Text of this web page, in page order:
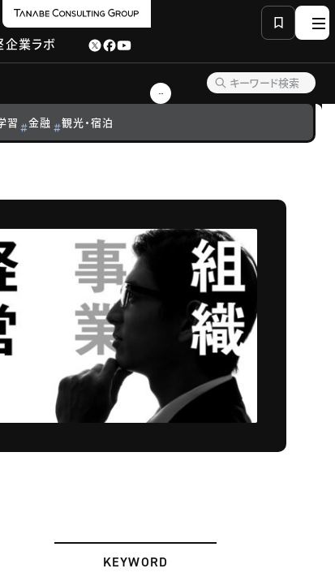
企業ラボ
習 金融 観光・宿泊
KEYWORD